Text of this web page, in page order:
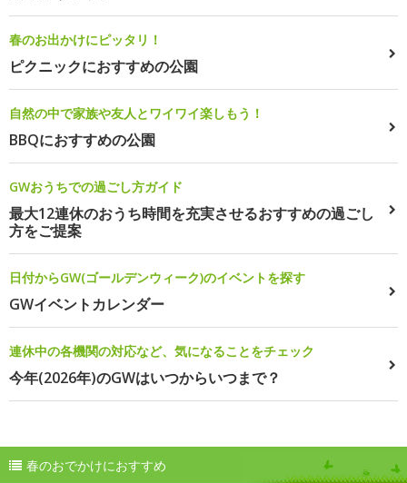
春のお出かけにピッタリ！
ピクニックにおすすめの公園
自然の中で家族や友人とワイワイ楽しもう！
BBQにおすすめの公園
GWおうちでの過ごし方ガイド
最大12連休のおうち時間を充実させるおすすめの過ごし
方をご提案
日付からGW(ゴールデンウィーク)のイベントを探す
GWイベントカレンダー
連休中の各機関の対応など、気になることをチェック
今年(2026年)のGWはいつからいつまで？
春のおでかけにおすすめ